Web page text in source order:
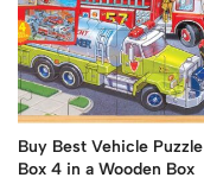
Buy Best Vehicle Puzzle
Box 4 in a Wooden Box